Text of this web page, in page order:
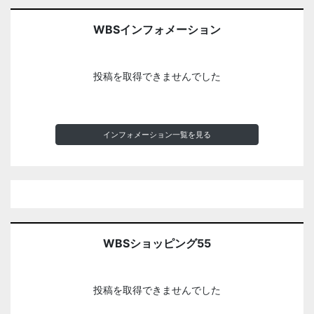
WBSインフォメーション
投稿を取得できませんでした
インフォメーション一覧を見る
WBSショッピング55
投稿を取得できませんでした